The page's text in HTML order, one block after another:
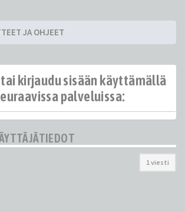
JA OHJEET
kirjaudu sisään käyttämällä
palveluissa:
1 viesti